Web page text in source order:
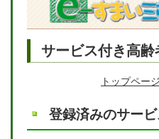
サービス付き高
トップペー
登録済みのサー